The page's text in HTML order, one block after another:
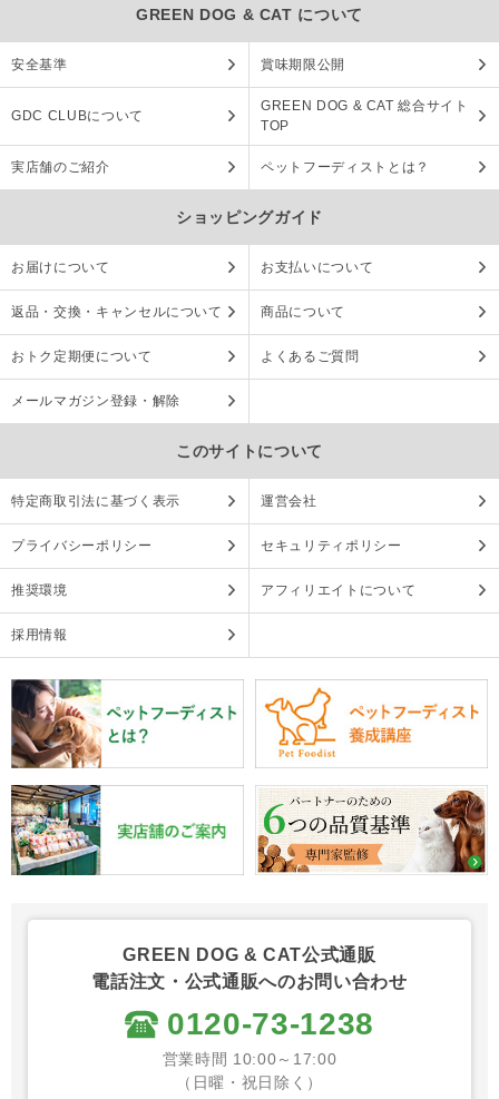
GREEN DOG & CAT について
安全基準 賞味期限公開
GDC CLUBについて
GREEN DOG & CAT 総合サイト
TOP
実店舗のご紹介 ペットフーディストとは？
ショッピングガイド
お届けについて お支払いについて
返品・交換・キャンセルについて 商品について
おトク定期便について よくあるご質問
メールマガジン登録・解除
このサイトについて
特定商取引法に基づく表示 運営会社
プライバシーポリシー セキュリティポリシー
推奨環境 アフィリエイトについて
採用情報
GREEN DOG & CAT公式通販
電話注文・公式通販へのお問い合わせ
0120-73-1238
営業時間 10:00～17:00
（日曜・祝日除く）